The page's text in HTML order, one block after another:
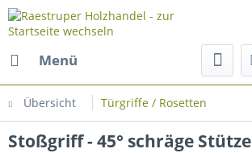
Menü
Übersicht Türgriffe / Rosetten
Stoßgriff - 45° schräge Stütze